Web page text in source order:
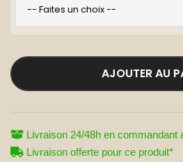
AJOUTER AU
Livraison 24/48h en commandant
Livraison offerte pour ce produit*